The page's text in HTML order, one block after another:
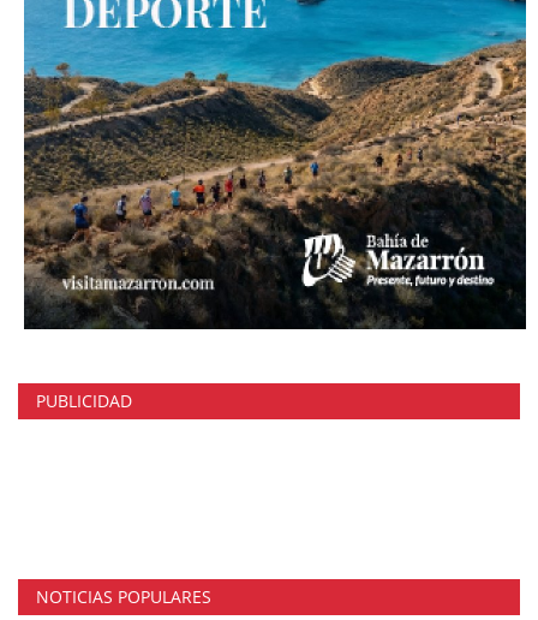
PUBLICIDAD
NOTICIAS POPULARES